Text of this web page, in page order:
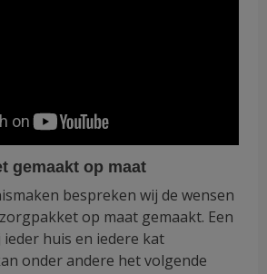
gemaakt op maat
bespreken wij de wensen
op maat gemaakt. Een
huis en iedere kat
onder andere het volgende